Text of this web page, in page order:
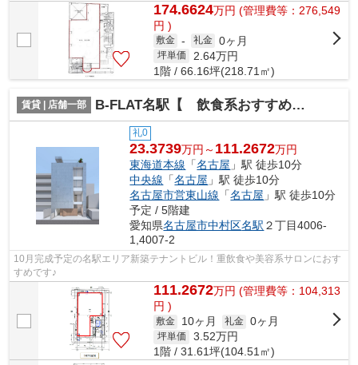
174.6624万円 (管理費等：276,549
円 )
敷金 - 礼金 0ヶ月
坪単価 2.64万円
1階 / 66.16坪(218.71㎡)
賃貸 | 店舗一部 B-FLAT名駅【 飲食系おすすめ 】
礼0
23.3739万円～ 111.2672万円
東海道本線 「名古屋 」駅 徒歩10分
中央線 「名古屋 」駅 徒歩10分
名古屋市営東山線 「名古屋 」駅 徒歩10分
予定 / 5階建
愛知県名古屋市中村区名駅 ２丁目4006-
1,4007-2
10月完成予定の名駅エリア新築テナントビル！重飲食や美容系サロンにおす
すめです♪
111.2672万円 (管理費等：104,313
円 )
敷金 10ヶ月 礼金 0ヶ月
坪単価 3.52万円
1階 / 31.61坪(104.51㎡)